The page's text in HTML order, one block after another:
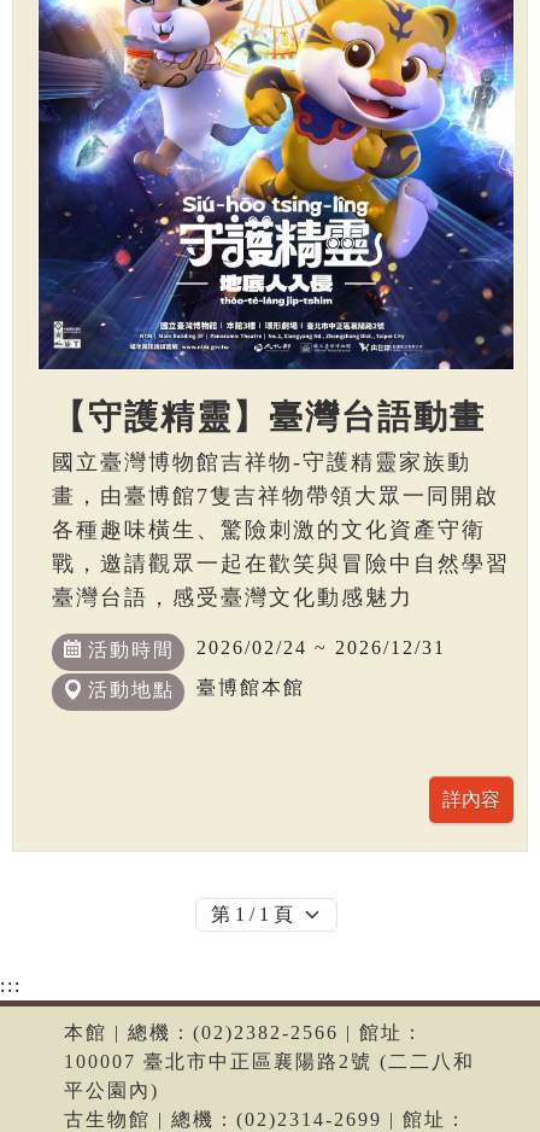
【守護精靈】臺灣台語動畫
國立臺灣博物館吉祥物-守護精靈家族動
畫，由臺博館7隻吉祥物帶領大眾一同開啟
各種趣味橫生、驚險刺激的文化資產守衛
戰，邀請觀眾一起在歡笑與冒險中自然學習
臺灣台語，感受臺灣文化動感魅力
活動時間 2026/02/24 ~ 2026/12/31
活動地點 臺博館本館
:::
本館 | 總機：(02)2382-2566 | 館址：
100007 臺北市中正區襄陽路2號 (二二八和
平公園內)
古生物館 | 總機：(02)2314-2699 | 館址：